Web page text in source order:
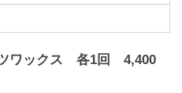
ワックス 各1回 4,400